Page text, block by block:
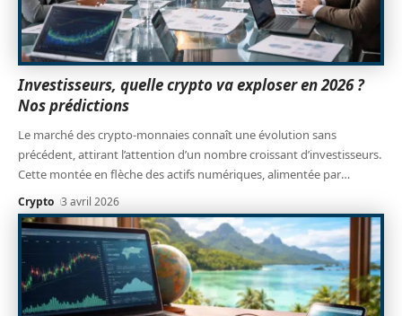
Investisseurs, quelle crypto va exploser en 2026 ?
Nos prédictions
Le marché des crypto-monnaies connaît une évolution sans
précédent, attirant l’attention d’un nombre croissant d’investisseurs.
Cette montée en flèche des actifs numériques, alimentée par…
Crypto 3 avril 2026